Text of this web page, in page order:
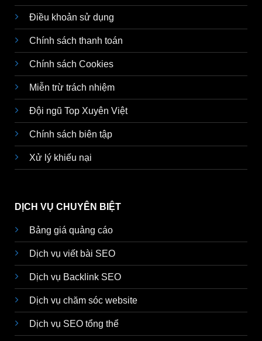
Điều khoản sử dụng
Chính sách thanh toán
Chính sách Cookies
Miễn trừ trách nhiệm
Đội ngũ Top Xuyên Việt
Chính sách biên tập
Xử lý khiếu nại
DỊCH VỤ CHUYÊN BIỆT
Bảng giá quảng cáo
Dịch vụ viết bài SEO
Dịch vụ Backlink SEO
Dịch vụ chăm sóc website
Dịch vụ SEO tổng thể